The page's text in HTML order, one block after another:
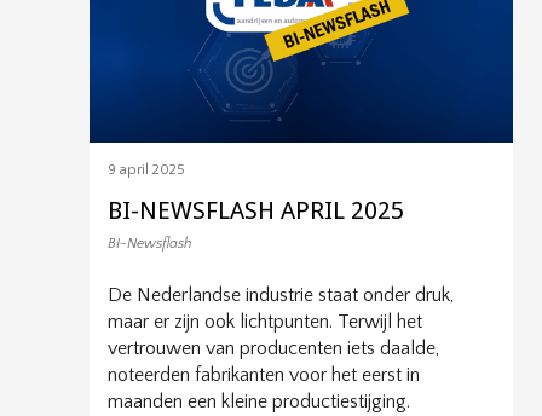
9 april 2025
BI-NEWSFLASH APRIL 2025
BI-Newsflash
De Nederlandse industrie staat onder druk,
maar er zijn ook lichtpunten. Terwijl het
vertrouwen van producenten iets daalde,
noteerden fabrikanten voor het eerst in
maanden een kleine productiestijging.